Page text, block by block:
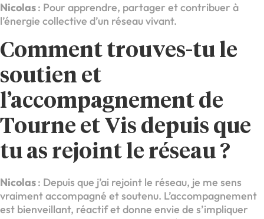
Nicolas: Pour apprendre, partager et contribuer à
l’énergie collective d’un réseau vivant.
Comment trouves-tu le
soutien et
l’accompagnement de
Tourne et Vis depuis que
tu as rejoint le réseau ?
Nicolas: Depuis que j’ai rejoint le réseau, je me sens
vraiment accompagné et soutenu. L’accompagnement
est bienveillant, réactif et donne envie de s’impliquer